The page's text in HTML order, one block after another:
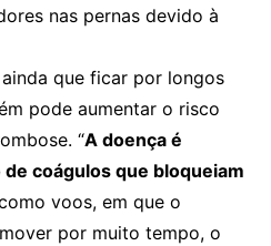
nas pernas devido à
que ficar por longos
pode aumentar o risco
“A doença é
coágulos que bloqueiam
voos, em que o
por muito tempo, o